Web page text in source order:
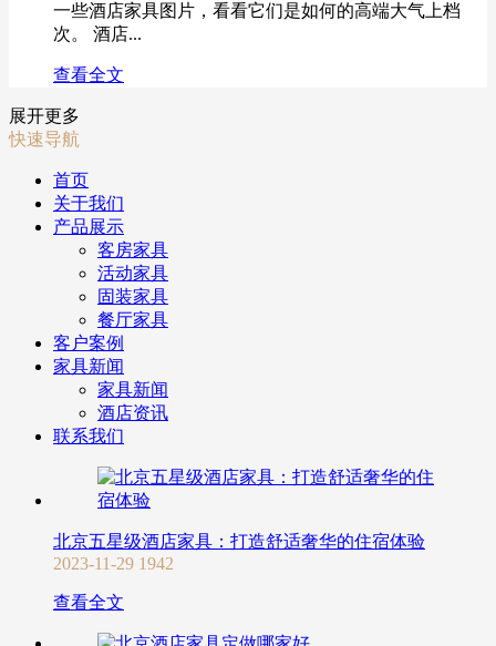
一些酒店家具图片，看看它们是如何的高端大气上档
次。 酒店...
查看全文
展开更多
快速导航
首页
关于我们
产品展示
客房家具
活动家具
固装家具
餐厅家具
客户案例
家具新闻
家具新闻
酒店资讯
联系我们
北京五星级酒店家具：打造舒适奢华的住宿体验
2023-11-29 1942
查看全文